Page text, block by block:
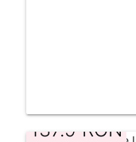
137.9 RON